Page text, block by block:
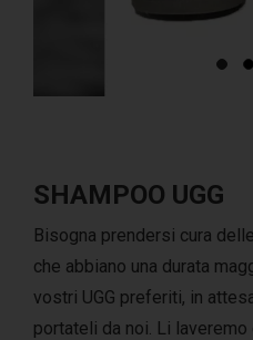
SHAMPOO UGG
Bisogna prendersi cura
che abbiano una durata
vostri UGG preferiti, in
portateli da noi. Li